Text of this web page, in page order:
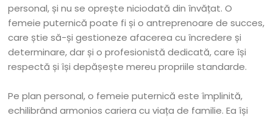
personal, și nu se oprește niciodată din învățat. O
femeie puternică poate fi și o antreprenoare de succes,
care știe să-și gestioneze afacerea cu încredere și
determinare, dar și o profesionistă dedicată, care își
respectă și își depășește mereu propriile standarde.
Pe plan personal, o femeie puternică este împlinită,
echilibrând armonios cariera cu viața de familie. Ea își